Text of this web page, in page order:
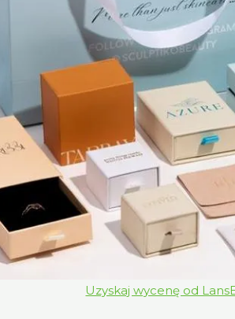
Uzyskaj wycenę od